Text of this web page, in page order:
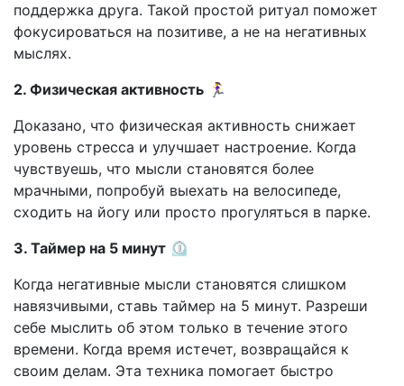
поддержка друга. Такой простой ритуал поможет
фокусироваться на позитиве, а не на негативных
мыслях.
2. Физическая активность 🏃‍♀️
Доказано, что физическая активность снижает
уровень стресса и улучшает настроение. Когда
чувствуешь, что мысли становятся более
мрачными, попробуй выехать на велосипеде,
сходить на йогу или просто прогуляться в парке.
3. Таймер на 5 минут ⏲️
Когда негативные мысли становятся слишком
навязчивыми, ставь таймер на 5 минут. Разреши
себе мыслить об этом только в течение этого
времени. Когда время истечет, возвращайся к
своим делам. Эта техника помогает быстро